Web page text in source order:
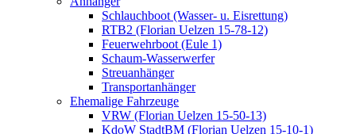
Schlauchboot (Wasser- u. Eisrettung)
RTB2 (Florian Uelzen 15-78-12)
Feuerwehrboot (Eule 1)
Schaum-Wasserwerfer
Streuanhänger
Transportanhänger
Ehemalige Fahrzeuge
VRW (Florian Uelzen 15-50-13)
KdoW StadtBM (Florian Uelzen 15-10-1)